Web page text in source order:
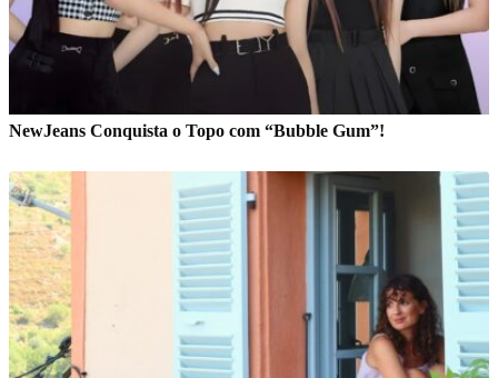
NewJeans Conquista o Topo com “Bubble Gum”!